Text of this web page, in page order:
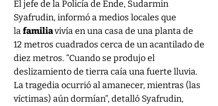
El jefe de la Policía de Ende, Sudarmin
Syafrudin, informó a medios locales que
lafamiliavivía en una casa de una planta de
12 metros cuadrados cerca de un acantilado de
diez metros. “Cuando se produjo el
deslizamiento de tierra caía una fuerte lluvia.
La tragedia ocurrió al amanecer, mientras (las
víctimas) aún dormían”, detalló Syafrudin,